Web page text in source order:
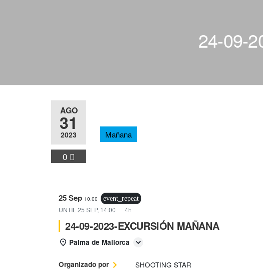
24-09-
AGO
31
2023
0
Mañana
25 Sep 10:00 event_repeat
UNTIL 25 SEP, 14:00 4h
24-09-2023-EXCURSIÓN MAÑANA
Palma de Mallorca
Organizado por SHOOTING STAR